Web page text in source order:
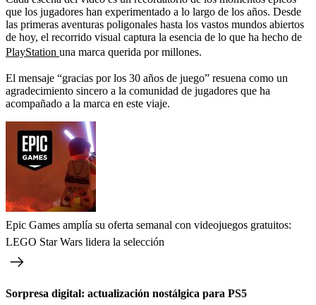
que los jugadores han experimentado a lo largo de los años. Desde
las primeras aventuras poligonales hasta los vastos mundos abiertos
de hoy, el recorrido visual captura la esencia de lo que ha hecho de
PlayStation una marca querida por millones.
El mensaje “gracias por los 30 años de juego” resuena como un
agradecimiento sincero a la comunidad de jugadores que ha
acompañado a la marca en este viaje.
Epic Games amplía su oferta semanal con videojuegos gratuitos:
LEGO Star Wars lidera la selección
Sorpresa digital: actualización nostálgica para PS5